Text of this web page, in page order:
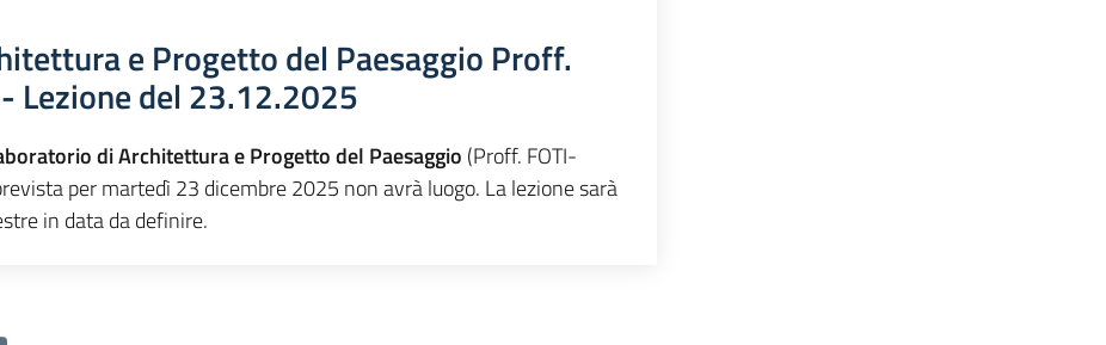
e Progetto del Paesaggio Proff.
- Lezione del 23.12.2025
di Architettura e Progetto del Paesaggio (Proff. FOTI-
per martedì 23 dicembre 2025 non avrà luogo. La lezione sarà
in data da definire.